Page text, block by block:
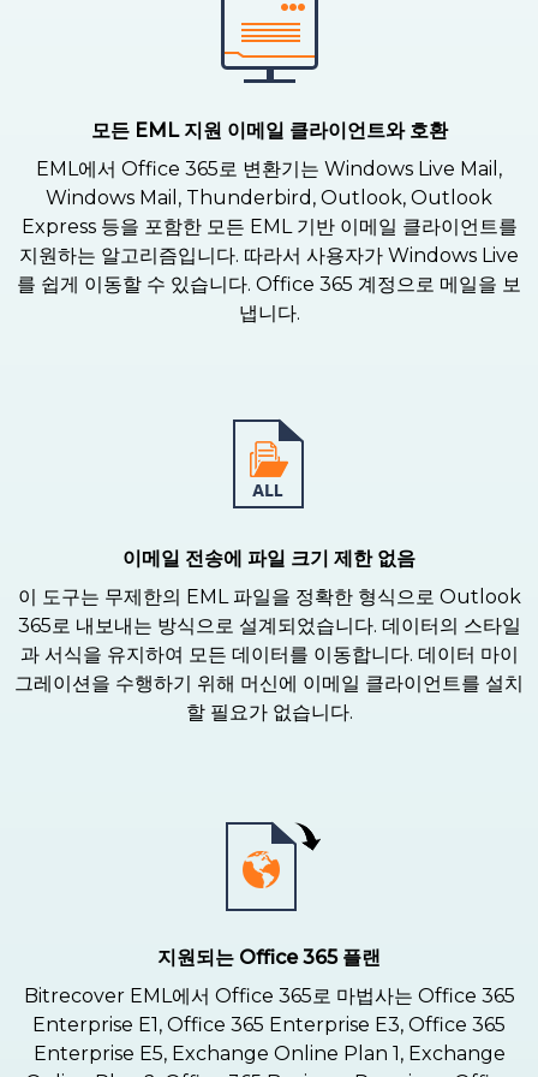
모든 EML 지원 이메일 클라이언트와 호환
EML에서 Office 365로 변환기는 Windows Live Mail,
Windows Mail, Thunderbird, Outlook, Outlook
Express 등을 포함한 모든 EML 기반 이메일 클라이언트를
지원하는 알고리즘입니다. 따라서 사용자가 Windows Live
를 쉽게 이동할 수 있습니다. Office 365 계정으로 메일을 보
냅니다.
이메일 전송에 파일 크기 제한 없음
이 도구는 무제한의 EML 파일을 정확한 형식으로 Outlook
365로 내보내는 방식으로 설계되었습니다. 데이터의 스타일
과 서식을 유지하여 모든 데이터를 이동합니다. 데이터 마이
그레이션을 수행하기 위해 머신에 이메일 클라이언트를 설치
할 필요가 없습니다.
지원되는 Office 365 플랜
Bitrecover EML에서 Office 365로 마법사는 Office 365
Enterprise E1, Office 365 Enterprise E3, Office 365
Enterprise E5, Exchange Online Plan 1, Exchange